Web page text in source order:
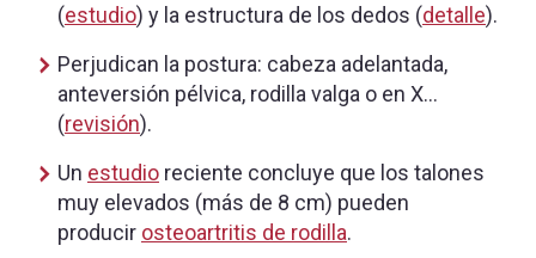
(estudio) y la estructura de los dedos (detalle).
Perjudican la postura: cabeza adelantada,
anteversión pélvica, rodilla valga o en X…
(revisión).
Un estudio reciente concluye que los talones
muy elevados (más de 8 cm) pueden
producir osteoartritis de rodilla.